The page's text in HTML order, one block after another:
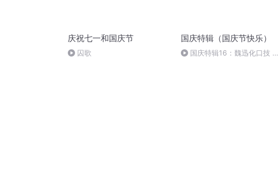
庆祝七一和国庆节
囚歌
国庆特辑（国庆节快乐）
国庆特辑16：魏迅化口技 二